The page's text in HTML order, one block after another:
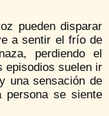
pueden disparar
a sentir el frío de
perdiendo el
episodios suelen ir
una sensación de
persona se siente